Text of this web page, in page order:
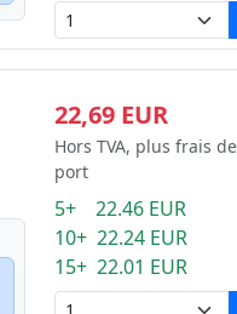
22,69 EUR
Hors TVA, plus frais de
port
5+ 22.46 EUR
10+ 22.24 EUR
15+ 22.01 EUR